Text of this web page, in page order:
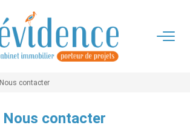
ACHETER
Nous contacter
Nous contacter